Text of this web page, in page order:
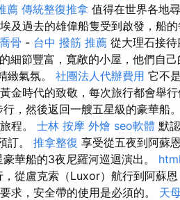
薦 傳統整復推拿 值得在世界各地
及過去的雄偉船隻受到啟發，船
骨 - 台中 撥筋 推薦 從大理石接
細節豐富，寬敞的小屋，他們自
緻氣氛。 社團法人代辦費用 它不
金時代的致敬，每次旅行都會舉
，然後返回一艘五星級的豪華船。
程。 士林 按摩 外燴 seo軟體 默
訂。 推拿整復 享受從五夜到阿蘇
華船的3夜尼羅河巡迴演出。 html
從盧克索（Luxor）航行到阿蘇
求，安全帶的使用是必須的。 天